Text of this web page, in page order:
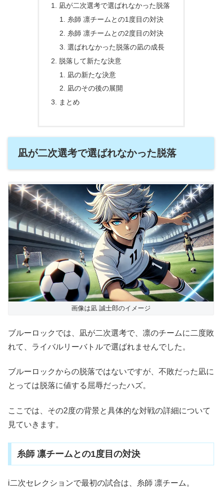
凪が二次選考で選ばれなかった脱落
糸師 凛チームとの1度目の対決
糸師 凛チームとの2度目の対決
選ばれなかった脱落の凪の成長
脱落して新たな決意
凪の新たな決意
凪のその後の展開
まとめ
凪が二次選考で選ばれなかった脱落
画像は凪 誠士郎のイメージ
ブルーロックでは、凪が二次選考で、凛のチームに二度敗
れて、ライバルリーバトルで選ばれませんでした。
ブルーロックからの脱落ではないですが、不敗だった凪に
とっては脱落に値する屈辱だったハズ。
ここでは、その2度の背景と具体的な対戦の詳細について
見ていきます。
糸師 凛チームとの1度目の対決
i二次セレクションで最初の試合は、糸師 凛チーム。